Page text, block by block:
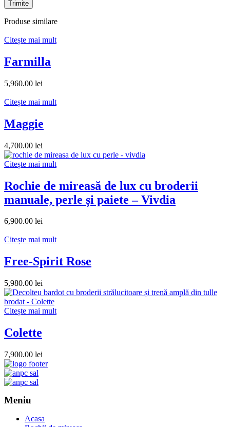
Produse similare
Citește mai mult
Farmilla
5,960.00 lei
Citește mai mult
Maggie
4,700.00 lei
Citește mai mult
Rochie de mireasă de lux cu broderii
manuale, perle și paiete – Vivdia
6,900.00 lei
Citește mai mult
Free-Spirit Rose
5,980.00 lei
Citește mai mult
Colette
7,900.00 lei
Meniu
Acasa